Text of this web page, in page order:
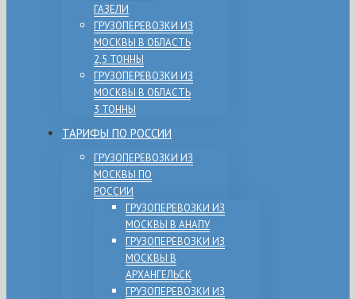
ГАЗЕЛИ
ГРУЗОПЕРЕВОЗКИ ИЗ
МОСКВЫ В ОБЛАСТЬ
2,5 ТОННЫ
ГРУЗОПЕРЕВОЗКИ ИЗ
МОСКВЫ В ОБЛАСТЬ
3 ТОННЫ
ТАРИФЫ ПО РОССИИ
ГРУЗОПЕРЕВОЗКИ ИЗ
МОСКВЫ ПО
РОССИИ
ГРУЗОПЕРЕВОЗКИ ИЗ
МОСКВЫ В АНАПУ
ГРУЗОПЕРЕВОЗКИ ИЗ
МОСКВЫ В
АРХАНГЕЛЬСК
ГРУЗОПЕРЕВОЗКИ ИЗ